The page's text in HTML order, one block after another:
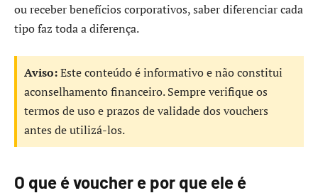
ou receber benefícios corporativos, saber diferenciar cada
tipo faz toda a diferença.
Aviso:Este conteúdo é informativo e não constitui
aconselhamento financeiro. Sempre verifique os
termos de uso e prazos de validade dos vouchers
antes de utilizá-los.
O que é voucher e por que ele é